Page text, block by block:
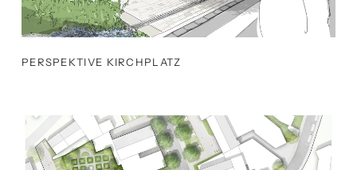
PERSPEKTIVE KIRCHPLATZ